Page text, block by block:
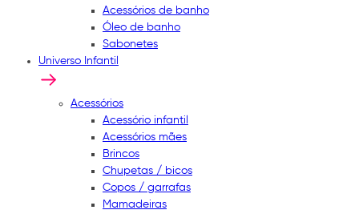
Acessórios de banho
Óleo de banho
Sabonetes
Universo Infantil
Acessórios
Acessório infantil
Acessórios mães
Brincos
Chupetas / bicos
Copos / garrafas
Mamadeiras